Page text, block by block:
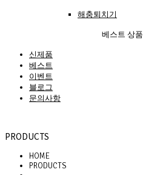
해충퇴치기
베스트 상품
신제품
베스트
이벤트
블로그
문의사항
PRODUCTS
HOME
PRODUCTS